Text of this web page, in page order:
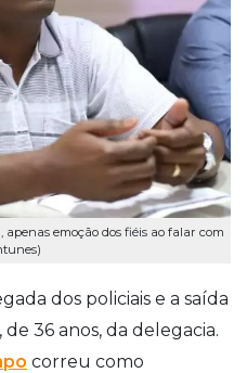
emoção dos fiéis ao falar com
dos policiais e a saída
36 anos, da delegacia.
correu como